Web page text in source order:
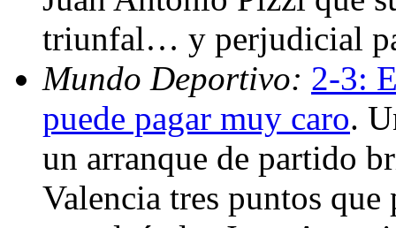
triunfal… y perjudicial
Mundo Deportivo: 2-3:
puede pagar muy caro.
un arranque de partido
Valencia tres puntos que